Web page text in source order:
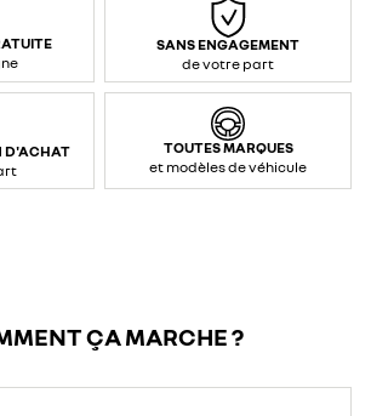
SANS ENGAGEMENT
de votre part
D'ACHAT
TOUTES MARQUES
et modèles de véhicule
ÇA MARCHE ?